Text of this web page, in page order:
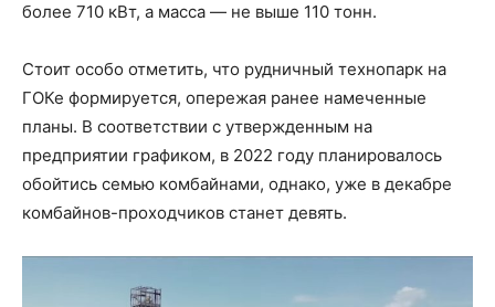
более 710 кВт, а масса — не выше 110 тонн.
Стоит особо отметить, что рудничный технопарк на
ГОКе формируется, опережая ранее намеченные
планы. В соответствии с утвержденным на
предприятии графиком, в 2022 году планировалось
обойтись семью комбайнами, однако, уже в декабре
комбайнов-проходчиков станет девять.